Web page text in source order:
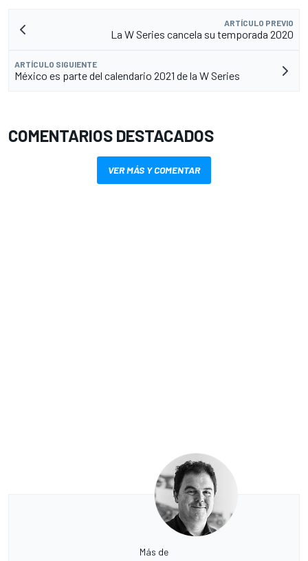
ARTÍCULO PREVIO
La W Series cancela su temporada 2020
ARTÍCULO SIGUIENTE
México es parte del calendario 2021 de la W Series
COMENTARIOS DESTACADOS
VER MÁS Y COMENTAR
Más de